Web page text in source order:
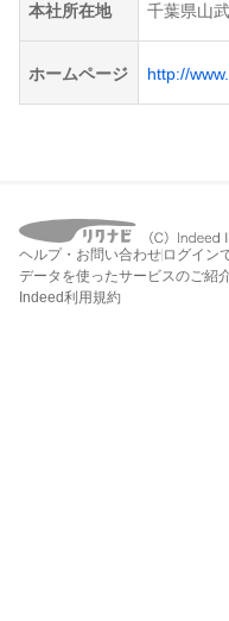
本社所在地 千葉県山
ホームページ http://
ヘルプ・お問い合わせ ログイン
データを使ったサービスのご紹
Indeed利用規約